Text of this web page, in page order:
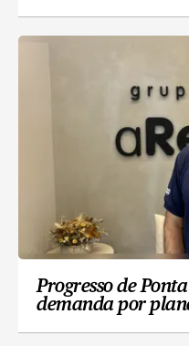
Progresso de
demanda por